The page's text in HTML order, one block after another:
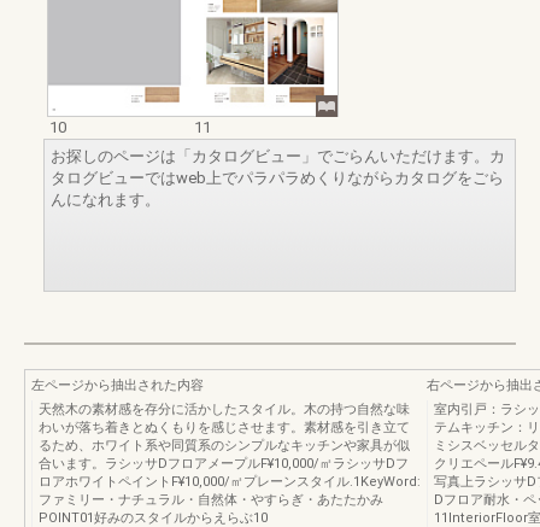
10
11
お探しのページは「カタログビュー」でごらんいただけます。カ
タログビューではweb上でパラパラめくりながらカタログをごら
んになれます。
左ページから抽出された内容
天然木の素材感を存分に活かしたスタイル。木の持つ自然な味
わいが落ち着きとぬくもりを感じさせます。素材感を引き立て
るため、ホワイト系や同質系のシンプルなキッチンや家具が似
合います。ラシッサDフロアメープルF¥10,000/㎡ラシッサDフ
ロアホワイトペイントF¥10,000/㎡プレーンスタイル.1KeyWord:
ファミリー・ナチュラル・自然体・やすらぎ・あたたかみ
POINT01好みのスタイルからえらぶ10
右ページから抽出
室内引戸：ラシ
テムキッチン：
ミシスベッセル
クリエペール
写真上ラシッサ
Dフロア耐水・
11InteriorFloor